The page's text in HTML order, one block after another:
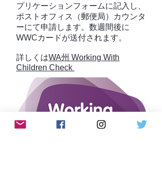
プリケーションフォームに記入し、
ポストオフィス（郵便局）カウンタ
ーにて申請します。数週間後に
WWCカードが送付されます。
詳しくはWA州 Working With
Children Check